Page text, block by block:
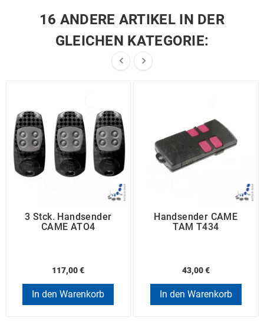
16 ANDERE ARTIKEL IN DER
GLEICHEN KATEGORIE:
 
3 Stck. Handsender
CAME ATO4
117,00 €
In den Warenkorb
Handsender CAME
TAM T434
43,00 €
In den Warenkorb